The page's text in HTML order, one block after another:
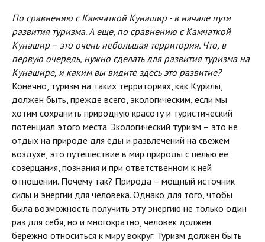
По сравнению с Камчаткой Кунашир - в начале пути
развития туризма. А еще, по сравнению с Камчаткой
Кунашир – это очень небольшая территория. Что, в
первую очередь, нужно сделать для развития туризма на
Кунашире, и каким вы видите здесь это развитие?
Конечно, туризм на таких территориях, как Курилы,
должен быть, прежде всего, экологическим, если мы
хотим сохранить природную красоту и туристический
потенциал этого места. Экологический туризм – это не
отдых на природе для еды и развлечений на свежем
воздухе, это путешествие в мир природы с целью её
созерцания, познания и при ответственном к ней
отношении. Почему так? Природа – мощный источник
силы и энергии для человека. Однако для того, чтобы
была возможность получить эту энергию не только один
раз для себя, но и многократно, человек должен
бережно относиться к миру вокруг. Туризм должен быть